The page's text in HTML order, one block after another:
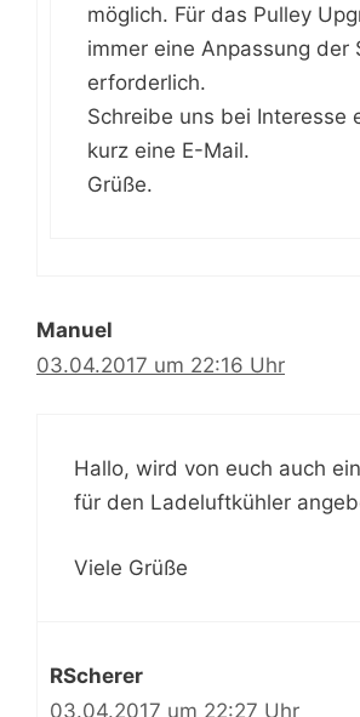
möglich. Für das Pulley
immer eine Anpassung der
erforderlich.
Schreibe uns bei Interesse
kurz eine E-Mail.
Grüße.
Manuel
03.04.2017 um 22:16 Uhr
Hallo, wird von euch auch
für den Ladeluftkühler
Viele Grüße
RScherer
03.04.2017 um 22:27 Uhr